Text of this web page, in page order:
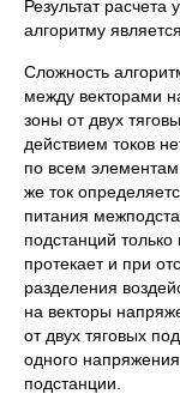
Результат
алгоритму
Сложность
между векторами
зоны от двух
действием токов
по всем
же ток
питания
подстанций только
протекает и при
разделения
на векторы
от двух тяговых
одного
подстанции.